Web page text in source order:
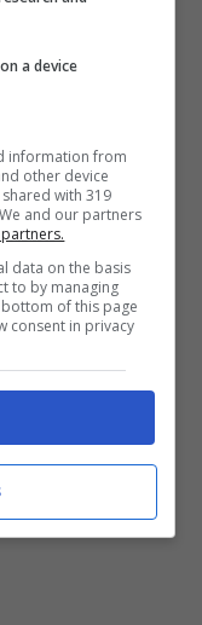
di Lorenzo
anch’egli
giunse dopo
altri
libroal quale
stato ritrovato:
quella
affidato alle
insieme ad
reati e altri
a device
information from
other device
with 319
and our partners
data on the basis
to by managing
of this page
consent in privacy